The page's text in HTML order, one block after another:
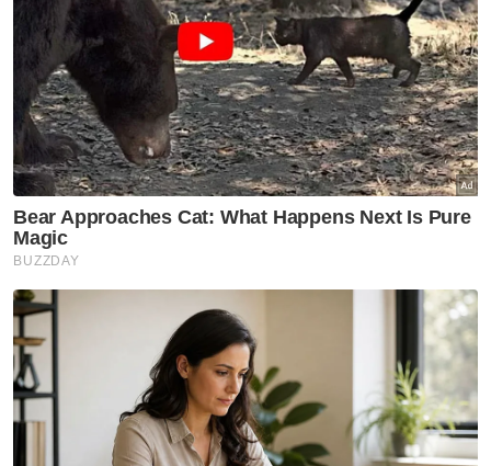
KKM
Hospital Kerajaan
Hospital Swasta
Artikel Disyorkan
Nasional
132 kelas baharu Tabika Tunas
Istimewa, yuran RM100 -
Ahmad Zahid